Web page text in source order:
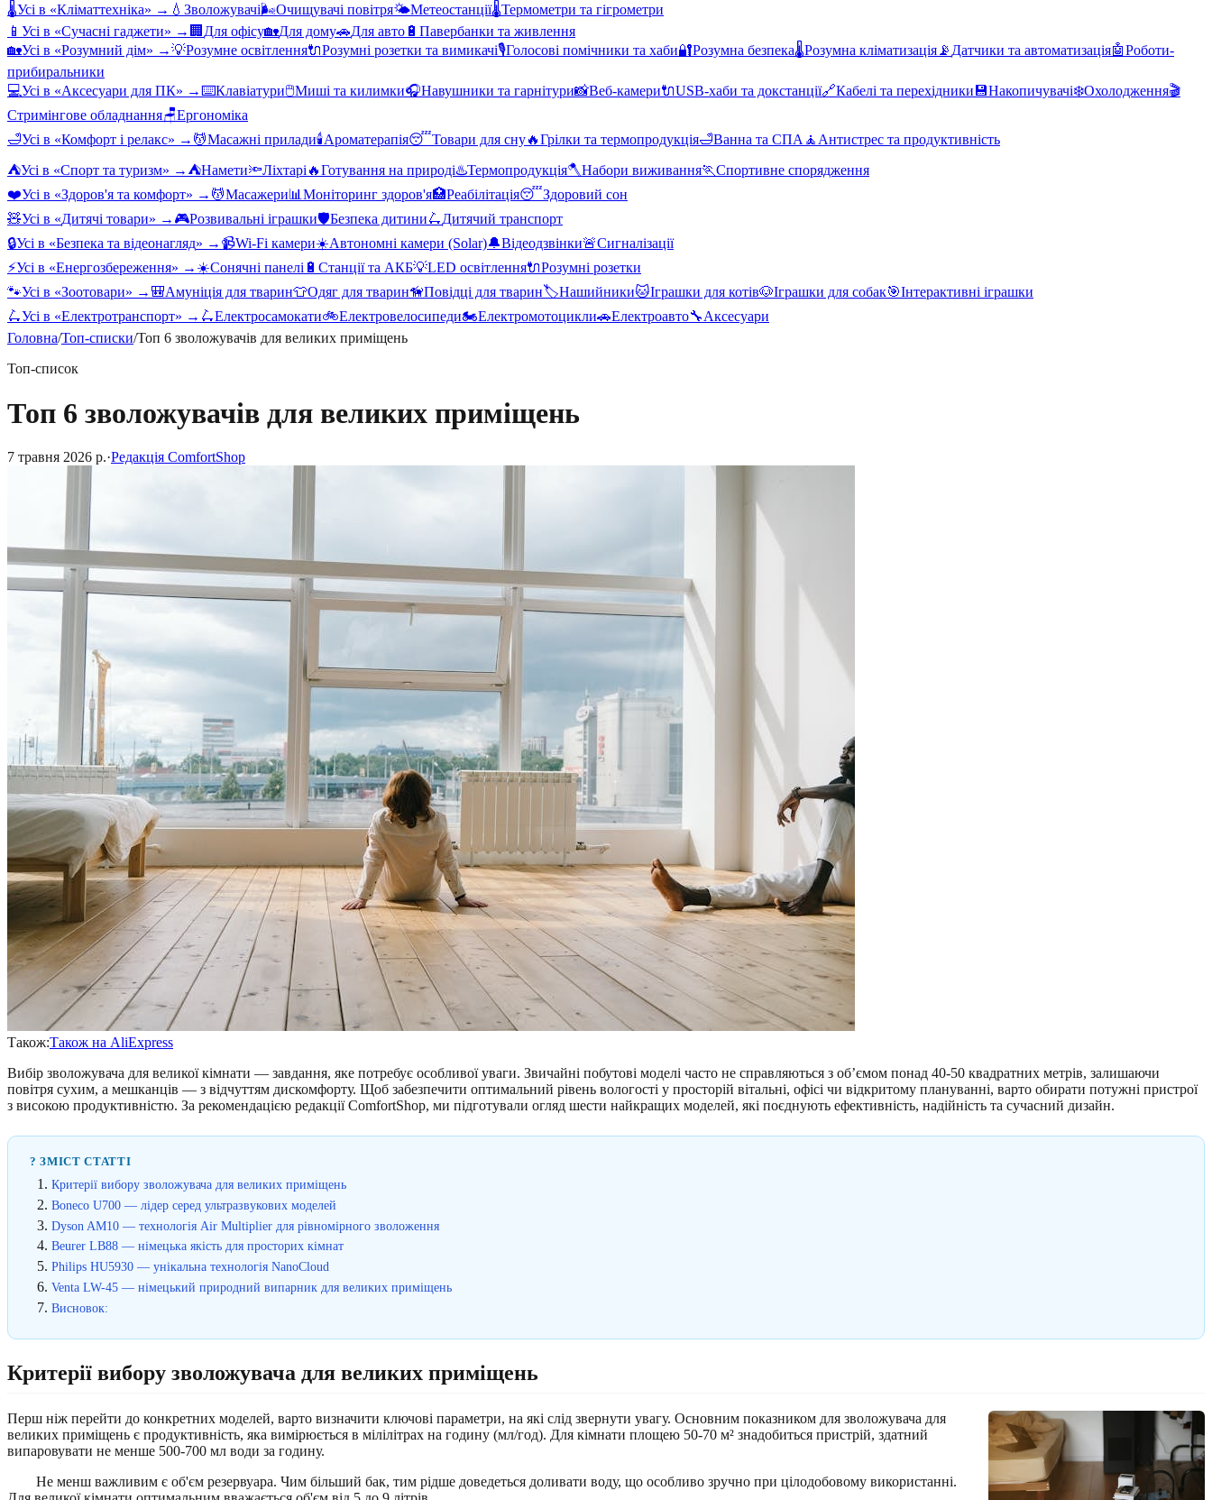
🌡️Усі в «Кліматтехніка» → 💧 Зволожувачі🌬️Очищувачі повітря🌤️Метеостанції🌡️Термометри та гігрометри
📱 Усі в «Сучасні гаджети» → 🏢 Для офісу🏡Для дому🚗Для авто 🔋 Павербанки та живлення
🏡Усі в «Розумний дім» →💡Розумне освітлення🔌Розумні розетки та вимикачі🎙️Голосові помічники та хаби🔐Розумна безпека🌡️Розумна кліматизація 📡 Датчики та автоматизація🤖Роботи-
прибиральники
💻Усі в «Аксесуари для ПК» →⌨️Клавіатури🖱️Миші та килимки🎧Навушники та гарнітури📸Веб-камери🔌USB-хаби та докстанції🔗Кабелі та перехідники 💾Накопичувачі❄️Охолодження🎬
Стримінгове обладнання🪑Ергономіка
🛁Усі в «Комфорт і релакс» → 💆Масажні прилади🕯️Ароматерапія😴Товари для сну🔥Грілки та термопродукція🛁Ванна та СПА 🧘 Антистрес та продуктивність
⛺Усі в «Спорт та туризм» → ⛺Намети🔦Ліхтарі 🔥Готування на природі♨️Термопродукція🪓Набори виживання🏃Спортивне спорядження
❤️Усі в «Здоров'я та комфорт» → 💆Масажери📊 Моніторинг здоров'я🏥Реабілітація😴Здоровий сон
🧸Усі в «Дитячі товари» → 🎮Розвивальні іграшки🛡️Безпека дитини🛴Дитячий транспорт
🔒Усі в «Безпека та відеонагляд» → 📹Wi-Fi камери☀️Автономні камери (Solar)🔔Відеодзвінки🚨Сигналізації
⚡Усі в «Енергозбереження» → ☀️Сонячні панелі 🔋 Станції та АКБ💡LED освітлення🔌Розумні розетки
🐾Усі в «Зоотовари» → 🎒Амуніція для тварин👕Одяг для тварин🦮Повідці для тварин🏷️Нашийники🐱Іграшки для котів🐶Іграшки для собак🎯Інтерактивні іграшки
🛴Усі в «Електротранспорт» → 🛴Електросамокати🚲Електровелосипеди🏍️Електромотоцикли🚗Електроавто🔧Аксесуари
Головна/Топ-списки/Топ 6 зволожувачів для великих приміщень
Топ-список
Топ 6 зволожувачів для великих приміщень
7 травня 2026 р.·Редакція ComfortShop
Також:Також на AliExpress
Вибір зволожувача для великої кімнати — завдання, яке потребує особливої уваги. Звичайні побутові моделі часто не справляються з об’ємом понад 40-50 квадратних метрів, залишаючи
повітря сухим, а мешканців — з відчуттям дискомфорту. Щоб забезпечити оптимальний рівень вологості у просторій вітальні, офісі чи відкритому плануванні, варто обирати потужні пристрої
з високою продуктивністю. За рекомендацією редакції ComfortShop, ми підготували огляд шести найкращих моделей, які поєднують ефективність, надійність та сучасний дизайн.
? ЗМІСТ СТАТТІ
Критерії вибору зволожувача для великих приміщень
Boneco U700 — лідер серед ультразвукових моделей
Dyson AM10 — технологія Air Multiplier для рівномірного зволоження
Beurer LB88 — німецька якість для просторих кімнат
Philips HU5930 — унікальна технологія NanoCloud
Venta LW-45 — німецький природний випарник для великих приміщень
Висновок:
Критерії вибору зволожувача для великих приміщень
Перш ніж перейти до конкретних моделей, варто визначити ключові параметри, на які слід звернути увагу. Основним показником для зволожувача для
великих приміщень є продуктивність, яка вимірюється в мілілітрах на годину (мл/год). Для кімнати площею 50-70 м² знадобиться пристрій, здатний
випаровувати не менше 500-700 мл води за годину.
Не менш важливим є об'єм резервуара. Чим більший бак, тим рідше доведеться доливати воду, що особливо зручно при цілодобовому використанні.